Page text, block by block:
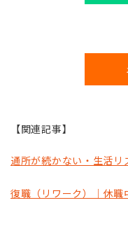
【関連記事】
通所が続かない・生活
復職（リワーク）｜休職